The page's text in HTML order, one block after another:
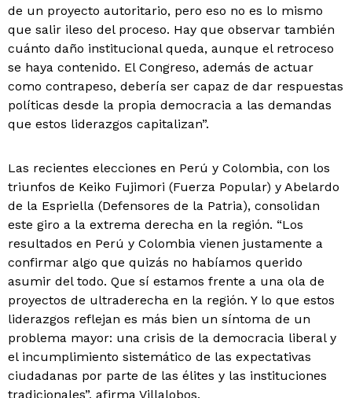
de un proyecto autoritario, pero eso no es lo mismo
que salir ileso del proceso. Hay que observar también
cuánto daño institucional queda, aunque el retroceso
se haya contenido. El Congreso, además de actuar
como contrapeso, debería ser capaz de dar respuestas
políticas desde la propia democracia a las demandas
que estos liderazgos capitalizan”.
Las recientes elecciones en Perú y Colombia, con los
triunfos de Keiko Fujimori (Fuerza Popular) y Abelardo
de la Espriella (Defensores de la Patria), consolidan
este giro a la extrema derecha en la región. “Los
resultados en Perú y Colombia vienen justamente a
confirmar algo que quizás no habíamos querido
asumir del todo. Que sí estamos frente a una ola de
proyectos de ultraderecha en la región. Y lo que estos
liderazgos reflejan es más bien un síntoma de un
problema mayor: una crisis de la democracia liberal y
el incumplimiento sistemático de las expectativas
ciudadanas por parte de las élites y las instituciones
tradicionales”, afirma Villalobos.